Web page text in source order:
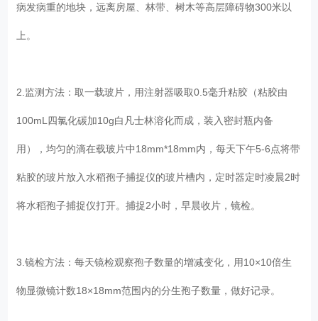
病发病重的地块，远离房屋、林带、树木等高层障碍物300米以
上。
2.监测方法：取一载玻片，用注射器吸取0.5毫升粘胶（粘胶由
100mL四氯化碳加10g白凡士林溶化而成，装入密封瓶内备
用），均匀的滴在载玻片中18mm*18mm内，每天下午5-6点将带
粘胶的玻片放入水稻孢子捕捉仪的玻片槽内，定时器定时凌晨2时
将水稻孢子捕捉仪打开。捕捉2小时，早晨收片，镜检。
3.镜检方法：每天镜检观察孢子数量的增减变化，用10×10倍生
物显微镜计数18×18mm范围内的分生孢子数量，做好记录。